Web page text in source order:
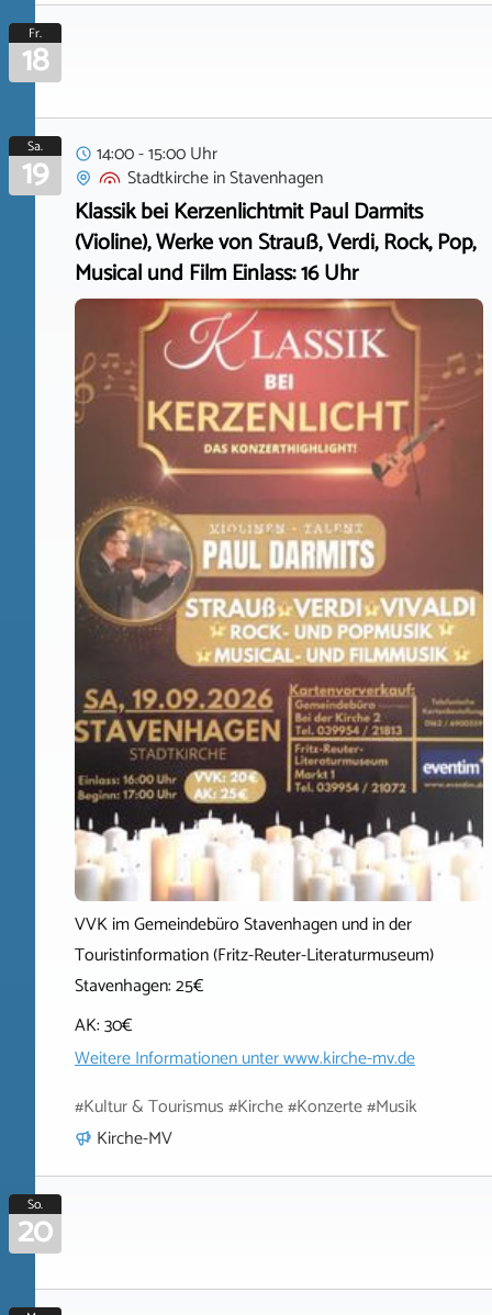
Fr.
18
Sa.
19
14:00 - 15:00 Uhr
StadtkircheinStavenhagen
Klassik bei Kerzenlichtmit Paul Darmits
(Violine), Werke von Strauß, Verdi, Rock, Pop,
Musical und Film Einlass: 16 Uhr
VVK im Gemeindebüro Stavenhagen und in der
Touristinformation (Fritz-Reuter-Literaturmuseum)
Stavenhagen: 25€
AK: 30€
Weitere Informationen unterwww.kirche-mv.de
#Kultur & Tourismus #Kirche #Konzerte #Musik
Kirche-MV
So.
20